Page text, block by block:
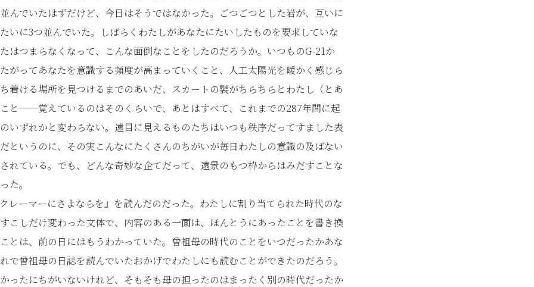
んでいたはずだけど、今日はそうではなかった。ごつごつとした岩が、互いに
いに3つ並んでいた。しばらくわたしがあなたにたいしたものを要求していな
はつまらなくなって、こんな面倒なことをしたのだろうか。いつものG-21か
がってあなたを意識する頻度が高まっていくこと、人工太陽光を暖かく感じら
着ける場所を見つけるまでのあいだ、スカートの襞がちらちらとわたし（とあ
と──覚えているのはそのくらいで、あとはすべて、これまでの287年間に起
いずれかと変わらない。遠目に見えるものたちはいつも秩序だってすました表
というのに、その実こんなにたくさんのちがいが毎日わたしの意識の及ばない
れている。でも、どんな奇妙な企てだって、遠景のもつ枠からはみだすことな
た。
ーマーにさよならを』を読んだのだった。わたしに割り当てられた時代のな
こしだけ変わった文体で、内容のある一面は、ほんとうにあったことを書き換
とは、前の日にはもうわかっていた。曾祖母の時代のことをいつだったかあな
で曾祖母の日誌を読んでいたおかげでわたしにも読むことができたのだろう。
ったにちがいないけれど、そもそも母の担ったのはまったく別の時代だったか